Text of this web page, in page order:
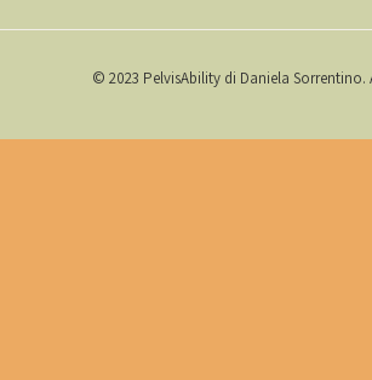
© 2023 PelvisAbility di Daniela Sorrentino.